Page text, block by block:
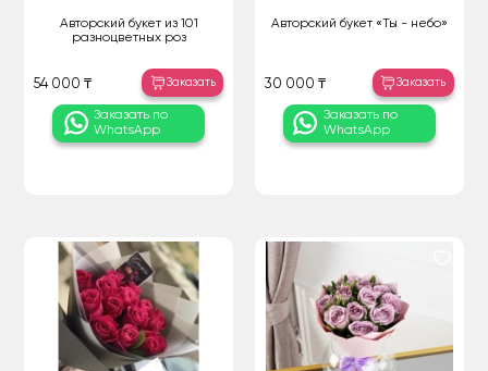
Авторский букет из 101
разноцветных роз
54 000 ₸ Заказать
Заказать по
WhatsApp
Авторский букет «Ты - небо»
30 000 ₸ Заказать
Заказать по
WhatsApp